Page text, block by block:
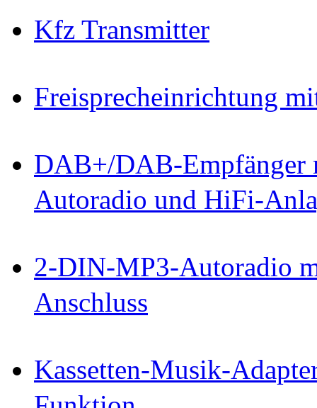
Kfz Transmitter
Freisprecheinrichtung
DAB+/DAB-Empfänger
Autoradio und HiFi-
2-DIN-MP3-Autoradio
Anschluss
Kassetten-Musik-